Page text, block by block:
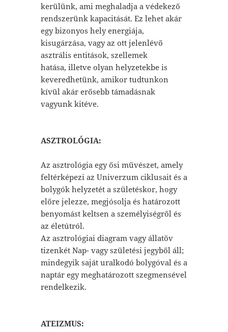
kerülünk, ami meghaladja a védekező
rendszerünk kapacitását. Ez lehet akár
egy bizonyos hely energiája,
kisugárzása, vagy az ott jelenlévő
asztrális entitások, szellemek
hatása, illetve olyan helyzetekbe is
keveredhetünk, amikor tudtunkon
kívül akár erősebb támadásnak
vagyunk kitéve.
ASZTROLÓGIA:
Az asztrológia egy ősi művészet, amely
feltérképezi az Univerzum ciklusait és a
bolygók helyzetét a születéskor, hogy
előre jelezze, megjósolja és határozott
benyomást keltsen a személyiségről és
az életútról.
Az asztrológiai diagram vagy állatöv
tizenkét Nap- vagy születési jegyből áll;
mindegyik saját uralkodó bolygóval és a
naptár egy meghatározott szegmensével
rendelkezik.
ATEIZMUS: